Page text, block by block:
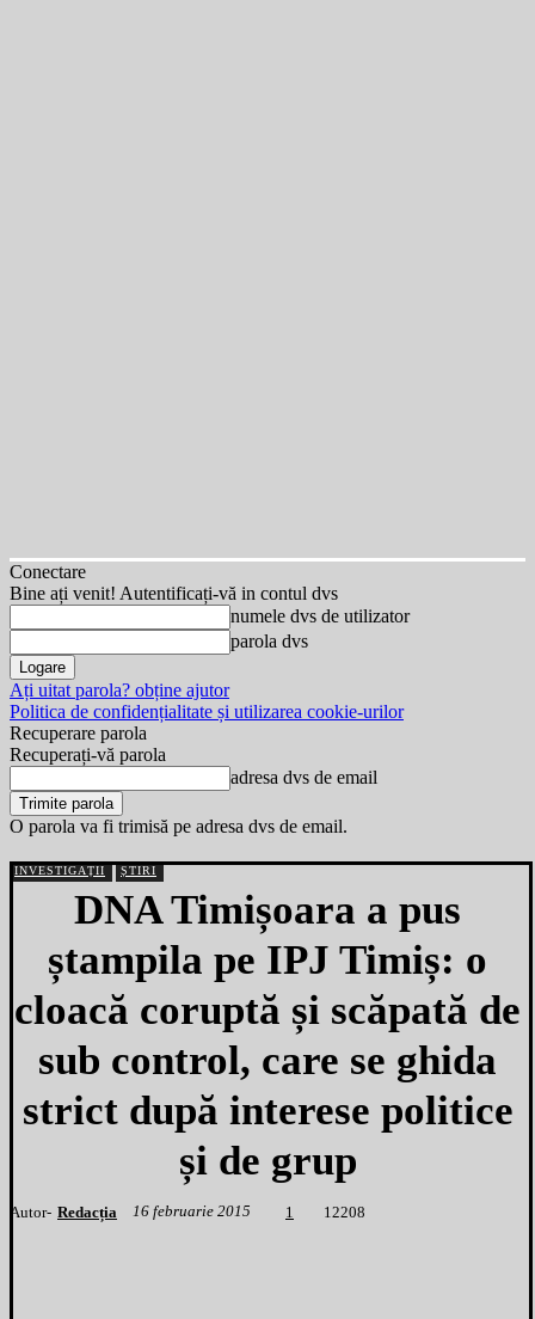
Conectare
Bine ați venit! Autentificați-vă in contul dvs
numele dvs de utilizator
parola dvs
Ați uitat parola? obține ajutor
Politica de confidențialitate și utilizarea cookie-urilor
Recuperare parola
Recuperați-vă parola
adresa dvs de email
O parola va fi trimisă pe adresa dvs de email.
INVESTIGAȚII ȘTIRI
DNA Timișoara a pus
ștampila pe IPJ Timiș: o
cloacă coruptă și scăpată de
sub control, care se ghida
strict după interese politice
și de grup
Autor- Redacția 16 februarie 2015 1 1 2208